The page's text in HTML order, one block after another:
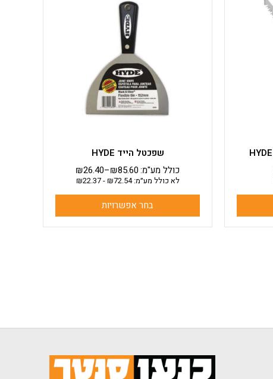
שפכטל הייד HYDE
₪26.40–₪85.60כולל מע"מ:
לא כולל מע״מ: ₪72.54
-
₪22.37
בחר אפשרויות
יש
מספר
סוגים.
ניתן
לבחור
את
האפשרויות
בעמוד